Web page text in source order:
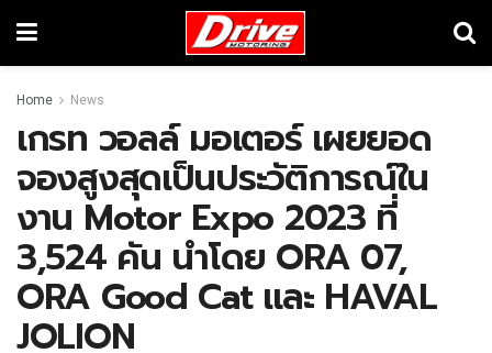
Home News
เกรท วอลล์ มอเตอร์ เผยยอด
จองสูงสุดเป็นประวัติการณ์ใน
งาน Motor Expo 2023 ที่
3,524 คัน นำโดย ORA 07,
ORA Good Cat และ HAVAL
JOLION